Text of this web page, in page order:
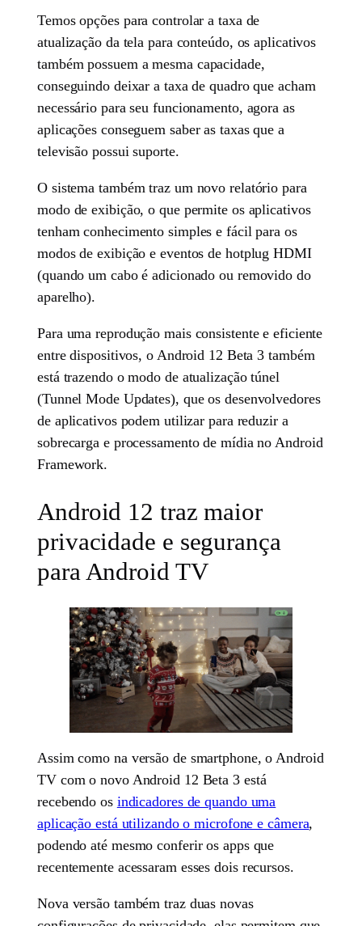
Temos opções para controlar a taxa de
atualização da tela para conteúdo, os aplicativos
também possuem a mesma capacidade,
conseguindo deixar a taxa de quadro que acham
necessário para seu funcionamento, agora as
aplicações conseguem saber as taxas que a
televisão possui suporte.
O sistema também traz um novo relatório para
modo de exibição, o que permite os aplicativos
tenham conhecimento simples e fácil para os
modos de exibição e eventos de hotplug HDMI
(quando um cabo é adicionado ou removido do
aparelho).
Para uma reprodução mais consistente e eficiente
entre dispositivos, o Android 12 Beta 3 também
está trazendo o modo de atualização túnel
(Tunnel Mode Updates), que os desenvolvedores
de aplicativos podem utilizar para reduzir a
sobrecarga e processamento de mídia no Android
Framework.
Android 12 traz maior
privacidade e segurança
para Android TV
Assim como na versão de smartphone, o Android
TV com o novo Android 12 Beta 3 está
recebendo os indicadores de quando uma
aplicação está utilizando o microfone e câmera,
podendo até mesmo conferir os apps que
recentemente acessaram esses dois recursos.
Nova versão também traz duas novas